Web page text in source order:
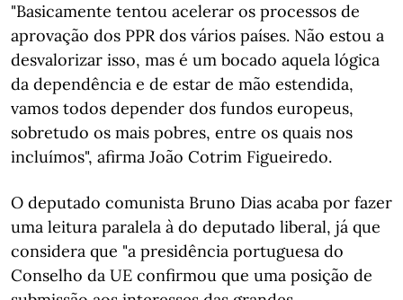
"Basicamente tentou acelerar os processos de
aprovação dos PPR dos vários países. Não estou a
desvalorizar isso, mas é um bocado aquela lógica
da dependência e de estar de mão estendida,
vamos todos depender dos fundos europeus,
sobretudo os mais pobres, entre os quais nos
incluímos", afirma João Cotrim Figueiredo.
O deputado comunista Bruno Dias acaba por fazer
uma leitura paralela à do deputado liberal, já que
considera que "a presidência portuguesa do
Conselho da UE confirmou que uma posição de